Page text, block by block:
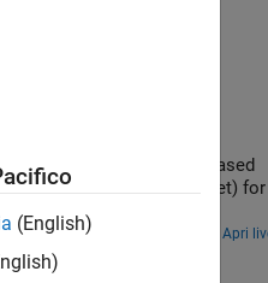
planning using sampling-based
Planning Networks (MPNet)
Apri
(English)